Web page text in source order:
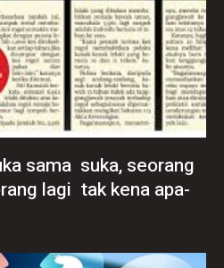
sama suka, seorang
lagi tak kena apa-